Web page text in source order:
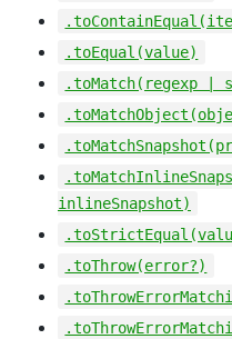
.toEqual(value)
.toMatch(regexp |
inlineSnapshot)
.toThrow(error?)